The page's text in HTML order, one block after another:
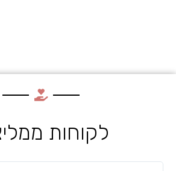
לקוחות